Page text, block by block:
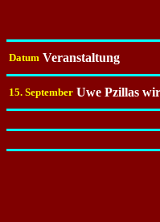
Datum Veranstaltung
15. September Uwe Pzillas